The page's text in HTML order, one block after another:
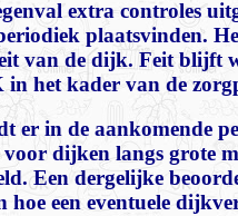
extra controles
plaatsvinden.
van de dijk. Feit blijft
in het kader van de
er in de aankomende
dijken langs grote
Een dergelijke
hoe een eventuele